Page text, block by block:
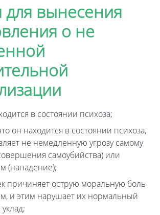
для вынесения
о не
в состоянии психоза;
он находится в состоянии психоза,
не немедленную угрозу самому
самоубийства) или
(нападение);
причиняет острую моральную боль
и этим нарушает их нормальный